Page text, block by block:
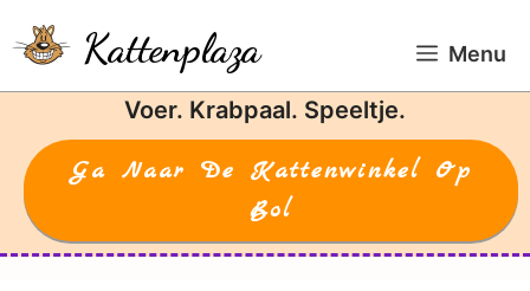
naar
de
Kattenplaza Menu
Voer. Krabpaal. Speeltje.
Ga Naar De Kattenwinkel Op
Bol